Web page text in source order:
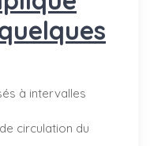
à intervalles
circulation du